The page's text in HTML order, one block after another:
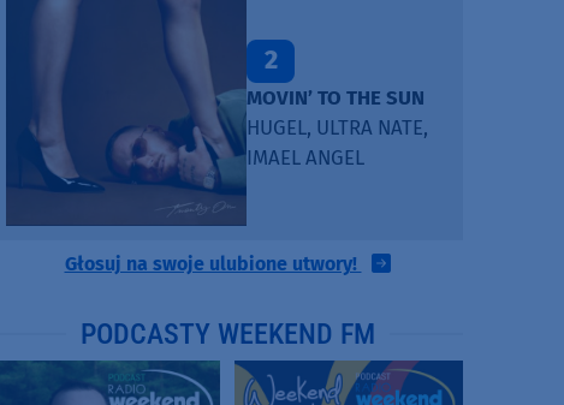
2
MOVIN’ TO THE SUN
HUGEL, ULTRA NATE,
IMAEL ANGEL
Głosuj na swoje ulubione utwory!
PODCASTY WEEKEND FM